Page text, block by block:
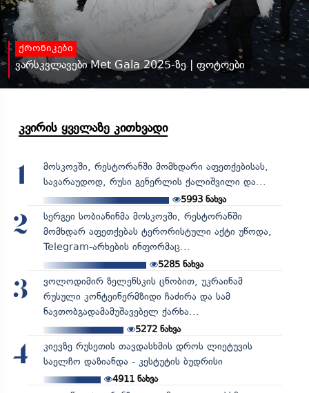
ქრონიკები
ვარსკვლავები Met Gala 2025-ზე | ფოტოები
კვირის ყველაზე კითხვადი
1
მოსკოვში, რესტორანში მომხდარი აფეთქებისას,
სავარაუდოდ, რუსი გენერლის ქალიშვილი და...
5993 ნახვა
2
სერგეი სობიანინმა მოსკოვში, რესტორანში
მომხდარ აფეთქებას ტერორისტული აქტი უწოდა,
Telegram-არხების ინფორმაც...
5285ნახვა
3
ვოლოდიმირ ზელენსკის ცნობით, უკრაინამ
რუსული კონტეინერმზიდი ჩაძირა და სამ
ნავთობგადამამუშავებელ ქარხა...
5272ნახვა
4
კიევზე რუსეთის თავდასხმის დროს ლიეტუვის
საელჩო დაზიანდა - კესტუტის ბუდრისი
4911ნახვა